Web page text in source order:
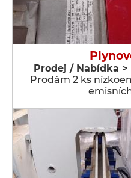
Prodej / Nabídka
Prodám 2 ks